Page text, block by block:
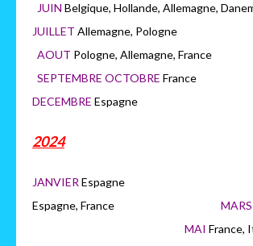
JUIN Belgique, Hollande, Allemagne,
JUILLET Allemagne, Pologne
AOUT Pologne, Allemagne,
SEPTEMBRE OCTOBRE France
DECEMBRE Espagne
2024
JANVIER
Espagne, France
MAI